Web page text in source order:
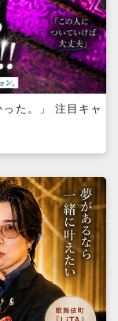
た。」 注目キャ